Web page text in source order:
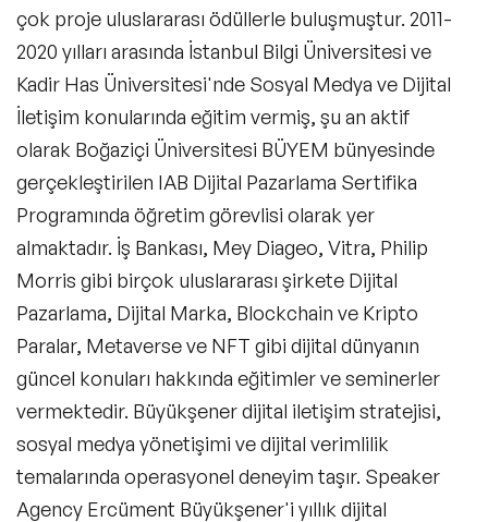
çok proje uluslararası ödüllerle buluşmuştur. 2011-
2020 yılları arasında İstanbul Bilgi Üniversitesi ve
Kadir Has Üniversitesi'nde Sosyal Medya ve Dijital
İletişim konularında eğitim vermiş, şu an aktif
olarak Boğaziçi Üniversitesi BÜYEM bünyesinde
gerçekleştirilen IAB Dijital Pazarlama Sertifika
Programında öğretim görevlisi olarak yer
almaktadır. İş Bankası, Mey Diageo, Vitra, Philip
Morris gibi birçok uluslararası şirkete Dijital
Pazarlama, Dijital Marka, Blockchain ve Kripto
Paralar, Metaverse ve NFT gibi dijital dünyanın
güncel konuları hakkında eğitimler ve seminerler
vermektedir. Büyükşener dijital iletişim stratejisi,
sosyal medya yönetişimi ve dijital verimlilik
temalarında operasyonel deneyim taşır. Speaker
Agency Ercüment Büyükşener'i yıllık dijital